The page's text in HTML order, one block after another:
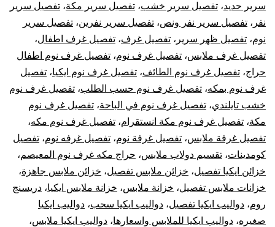
سرير حديد، تفصيل سرير خشب، تفصيل سرير مكة، تفصيل سرير
نفر ، تفصيل سرير نفر ونص، تفصيل سرير نفرين، تفصيل سرير
نوم، تفصيل ظهر سرير ، تفصيل غرف، تفصيل غرف اطفال،
تفصيل غرف ملابس، تفصيل غرف نوم، تفصيل غرف نوم اطفال
حراج، تفصيل غرف نوم الطائف، تفصيل غرف نوم ايكيا، تفصيل
غرف نوم بمكه، تفصيل غرف نوم حسب الطلب، تفصيل غرف نوم
خشب تايلندي، تفصيل غرف نوم في الباحة، تفصيل غرف نوم
مكة، تفصيل غرف نوم مكة انستقرام، تفصيل غرف نوم مكه،
تفصيل غرفة ملابس، تفصيل غرفة نوم، تفصيل غرفه نوم، تفصيل
كومدينات، تقسيم دولاب ملابس، حراج مكه غرف نوم المعيصم،
خزائن ايكيا تفصيل، خزائن ملابس تفصيل، خزائن ملابس جاهزة،
خزانات ملابس تفصيل، خزانة ملابس، خزانة ملابس ايكيا، دريسنج
روم، دواليب ايكيا تفصيل، دواليب ايكيا سحب، دواليب ايكيا
صغيره، دواليب ايكيا للملابس واسعارها، دواليب ايكيا ملابس،